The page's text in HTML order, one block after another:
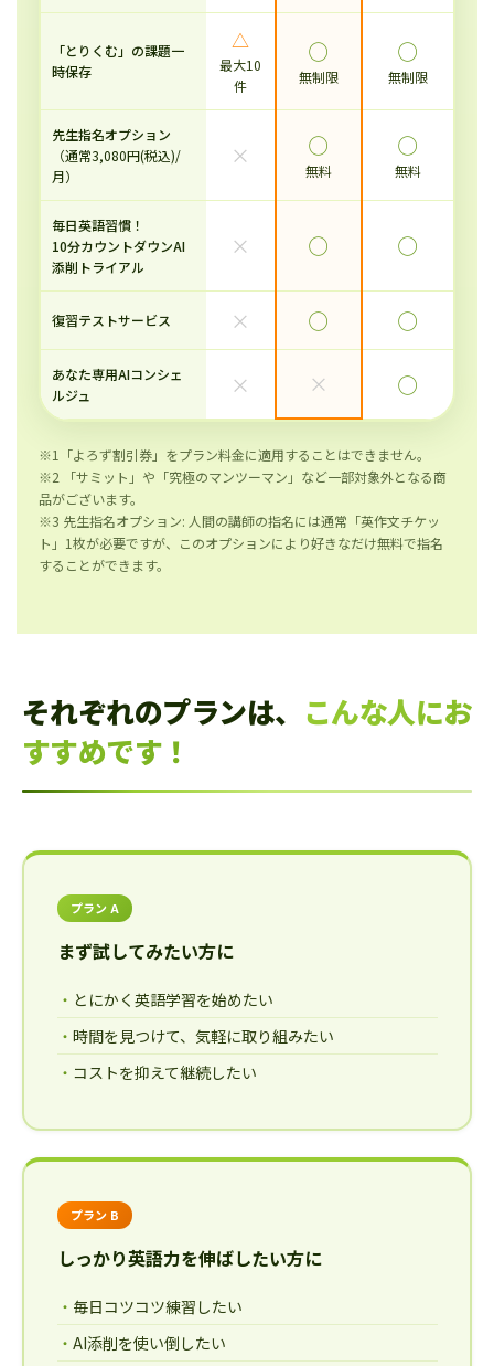
「とりくむ」の課題一
時保存
△
最大10
件
◯
無制限
◯
無制限
先生指名オプション
（通常3,080円(税込)/
月）
× ◯
無料
◯
無料
毎日英語習慣！
10分カウントダウンAI
添削トライアル
× ◯ ◯
復習テストサービス × ◯ ◯
あなた専用AIコンシェ
ルジュ
× × ◯
※1「よろず割引券」をプラン料金に適用することはできません。
※2 「サミット」や「究極のマンツーマン」など一部対象外となる商
品がございます。
※3 先生指名オプション: 人間の講師の指名には通常「英作文チケッ
ト」1枚が必要ですが、このオプションにより好きなだけ無料で指名
することができます。
それぞれのプランは、 こんな人にお
すすめです！
プラン A
まず試してみたい方に
とにかく英語学習を始めたい
時間を見つけて、気軽に取り組みたい
コストを抑えて継続したい
プラン B
しっかり英語力を伸ばしたい方に
毎日コツコツ練習したい
AI添削を使い倒したい